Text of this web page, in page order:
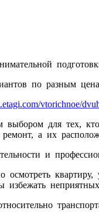
по разным
vtorichnoe/
выбором для тех,
а их
и
избежать